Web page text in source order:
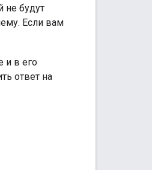
не будут
Если вам
и в его
ответ на